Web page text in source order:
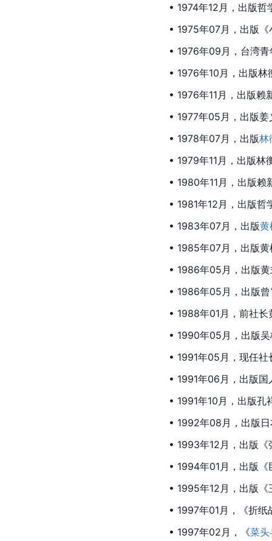
• 1974年12月，出版
• 1975年07月，出版
• 1976年09月，台湾
• 1976年10月，出版
• 1976年11月，出版
• 1977年05月，出版
• 1978年07月，出版林
• 1979年11月，出版
• 1980年11月，出版
• 1981年12月，出版
• 1983年07月，出版黄
• 1985年07月，出版
• 1986年05月，出版
• 1986年05月，出版
• 1988年01月，前社
• 1990年05月，出版
• 1991年05月，现任
• 1991年06月，出版
• 1991年10月，出版
• 1992年08月，出版
• 1993年12月，出版
• 1994年01月，出版
• 1995年12月，出版
• 1997年01月，《折纸
• 1997年02月，《菜头